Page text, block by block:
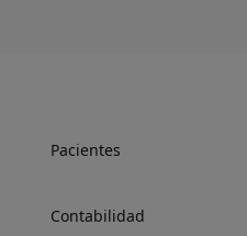
Pacientes
Contabilidad